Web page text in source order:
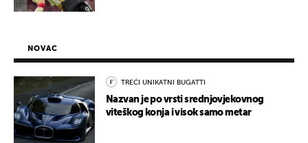
NOVAC
TREĆI UNIKATNI BUGATTI
Nazvan je po vrsti srednjovjekovnog
viteškog konja i visok samo metar